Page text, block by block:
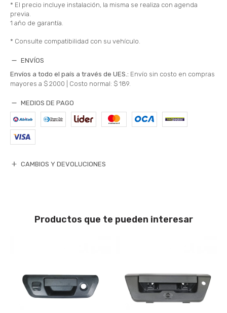
* El precio incluye instalación, la misma se realiza con agenda
previa.
1 año de garantía.
* Consulte compatibilidad con su vehículo.
ENVÍOS
Envíos a todo el país a través de UES.: Envío sin costo en compras
mayores a $ 2000 | Costo normal: $ 189.
MEDIOS DE PAGO
CAMBIOS Y DEVOLUCIONES
Productos que te pueden interesar